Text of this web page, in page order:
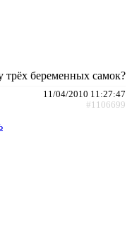
трёх беременных самок?
11/04/2010 11:27:47
#1106699